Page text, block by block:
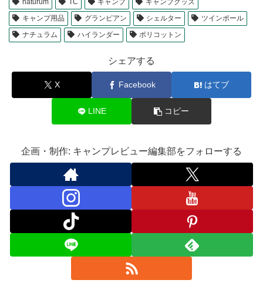
キャンプ用品
グランピアン シェルター
ツインポール
ナチュラム
ハイランダー ポリコットン
シェアする
X Facebook はてブ
LINE コピー
企画・制作: キャンプレビュー編集部をフォローする